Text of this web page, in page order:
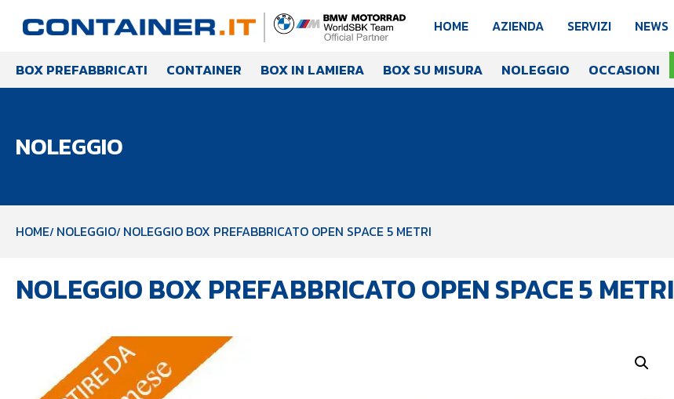
HOME AZIENDA SERVIZI NEWS
BOX PREFABBRICATI CONTAINER BOX IN LAMIERA BOX SU MISURA NOLEGGIO OCCASIONI
NOLEGGIO
HOME NOLEGGIO NOLEGGIO BOX PREFABBRICATO OPEN SPACE 5 METRI
NOLEGGIO BOX PREFABBRICATO OPEN SPACE 5 METRI